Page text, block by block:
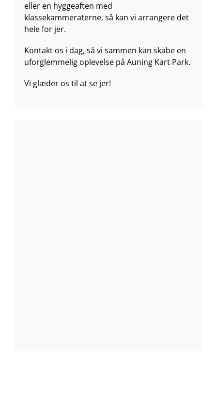
eller en hyggeaften med
klassekammeraterne, så kan vi arrangere det
hele for jer.
Kontakt os i dag, så vi sammen kan skabe en
uforglemmelig oplevelse på Auning Kart Park.
Vi glæder os til at se jer!